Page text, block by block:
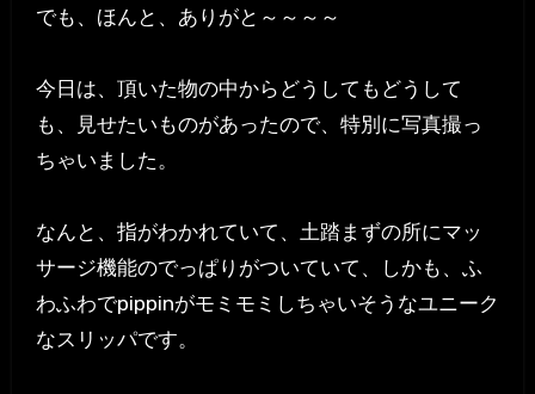
でも、ほんと、ありがと～～～～
今日は、頂いた物の中からどうしてもどうして
も、見せたいものがあったので、特別に写真撮っ
ちゃいました。
なんと、指がわかれていて、土踏まずの所にマッ
サージ機能のでっぱりがついていて、しかも、ふ
わふわでpippinがモミモミしちゃいそうなユニーク
なスリッパです。